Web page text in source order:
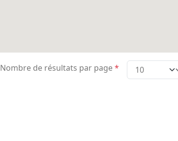
Nombre de résultats par page *